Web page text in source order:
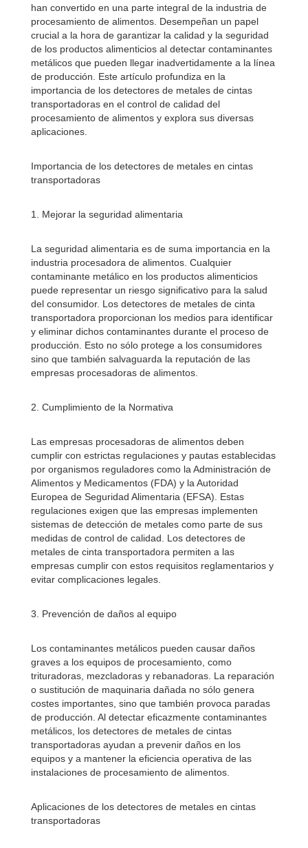
han convertido en una parte integral de la industria de
procesamiento de alimentos. Desempeñan un papel
crucial a la hora de garantizar la calidad y la seguridad
de los productos alimenticios al detectar contaminantes
metálicos que pueden llegar inadvertidamente a la línea
de producción. Este artículo profundiza en la
importancia de los detectores de metales de cintas
transportadoras en el control de calidad del
procesamiento de alimentos y explora sus diversas
aplicaciones.
Importancia de los detectores de metales en cintas
transportadoras
1. Mejorar la seguridad alimentaria
La seguridad alimentaria es de suma importancia en la
industria procesadora de alimentos. Cualquier
contaminante metálico en los productos alimenticios
puede representar un riesgo significativo para la salud
del consumidor. Los detectores de metales de cinta
transportadora proporcionan los medios para identificar
y eliminar dichos contaminantes durante el proceso de
producción. Esto no sólo protege a los consumidores
sino que también salvaguarda la reputación de las
empresas procesadoras de alimentos.
2. Cumplimiento de la Normativa
Las empresas procesadoras de alimentos deben
cumplir con estrictas regulaciones y pautas establecidas
por organismos reguladores como la Administración de
Alimentos y Medicamentos (FDA) y la Autoridad
Europea de Seguridad Alimentaria (EFSA). Estas
regulaciones exigen que las empresas implementen
sistemas de detección de metales como parte de sus
medidas de control de calidad. Los detectores de
metales de cinta transportadora permiten a las
empresas cumplir con estos requisitos reglamentarios y
evitar complicaciones legales.
3. Prevención de daños al equipo
Los contaminantes metálicos pueden causar daños
graves a los equipos de procesamiento, como
trituradoras, mezcladoras y rebanadoras. La reparación
o sustitución de maquinaria dañada no sólo genera
costes importantes, sino que también provoca paradas
de producción. Al detectar eficazmente contaminantes
metálicos, los detectores de metales de cintas
transportadoras ayudan a prevenir daños en los
equipos y a mantener la eficiencia operativa de las
instalaciones de procesamiento de alimentos.
Aplicaciones de los detectores de metales en cintas
transportadoras